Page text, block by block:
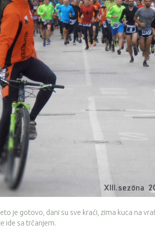
je gotovo, dani su sve kraći, zima kuca na
ide sa trčanjem.